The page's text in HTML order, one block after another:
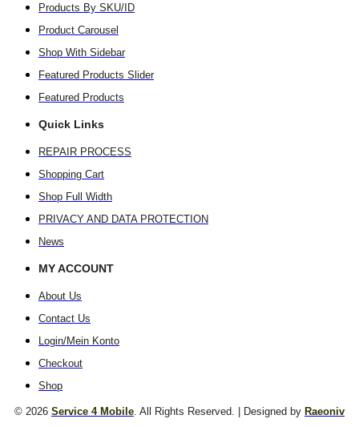
Products By SKU/ID
Product Carousel
Shop With Sidebar
Featured Products Slider
Featured Products
Quick Links
REPAIR PROCESS
Shopping Cart
Shop Full Width
PRIVACY AND DATA PROTECTION
News
MY ACCOUNT
About Us
Contact Us
Login/Mein Konto
Checkout
Shop
© 2026 Service 4 Mobile. All Rights Reserved. | Designed by Raeoniv